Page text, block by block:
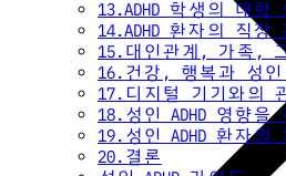
13.ADHD 학생의 대학
14.ADHD 환자의 직장
15.대인관계, 가족, 그
16.건강, 행복과 성인
17.디지털 기기와의
18.성인 ADHD 영향
19.성인 ADHD 환자
20.결론